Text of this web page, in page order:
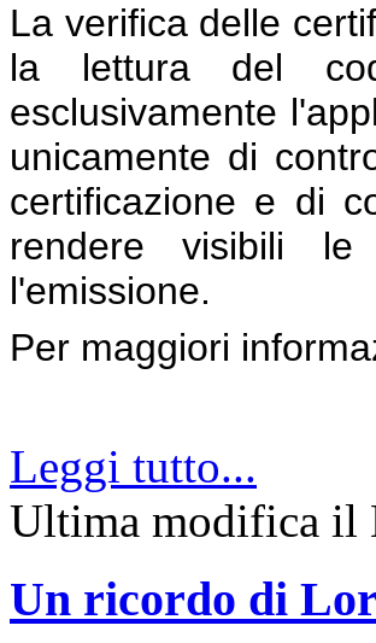
La verifica delle
la lettura del
esclusivamente
unicamente di
certificazione e di
rendere visibili le
l'emissione.
Per maggiori
Leggi tutto...
Ultima modifica il
Un ricordo di